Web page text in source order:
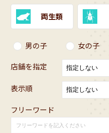
両生類
男の子 女の子
店舗を指定
表示順
フリーワード